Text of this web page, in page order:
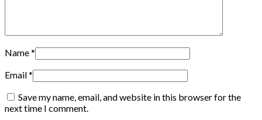
Name*
Email*
Save my name, email, and website in this browser for the
next time I comment.